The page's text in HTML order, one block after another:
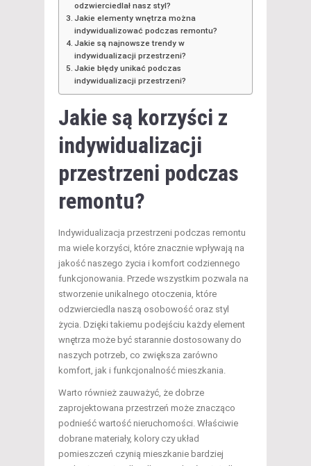
odzwierciedlał nasz styl?
Jakie elementy wnętrza można
indywidualizować podczas remontu?
Jakie są najnowsze trendy w
indywidualizacji przestrzeni?
Jakie błędy unikać podczas
indywidualizacji przestrzeni?
Jakie są korzyści z
indywidualizacji
przestrzeni podczas
remontu?
Indywidualizacja przestrzeni podczas remontu
ma wiele korzyści, które znacznie wpływają na
jakość naszego życia i komfort codziennego
funkcjonowania. Przede wszystkim pozwala na
stworzenie unikalnego otoczenia, które
odzwierciedla naszą osobowość oraz styl
życia. Dzięki takiemu podejściu każdy element
wnętrza może być starannie dostosowany do
naszych potrzeb, co zwiększa zarówno
komfort, jak i funkcjonalność mieszkania.
Warto również zauważyć, że dobrze
zaprojektowana przestrzeń może znacząco
podnieść wartość nieruchomości. Właściwie
dobrane materiały, kolory czy układ
pomieszczeń czynią mieszkanie bardziej